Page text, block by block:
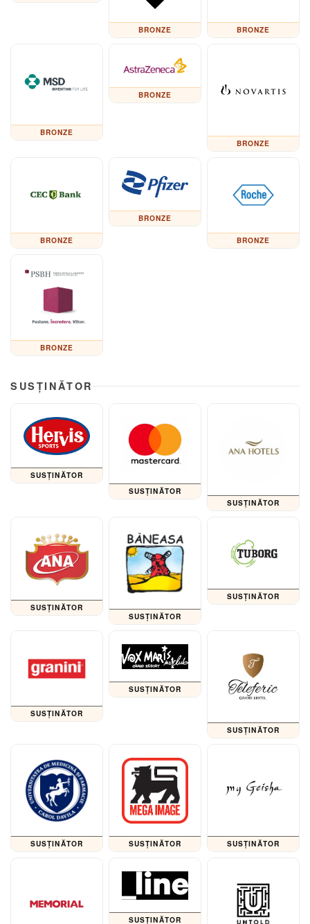
BRONZE BRONZE
BRONZE
BRONZE
BRONZE
BRONZE
BRONZE
BRONZE
BRONZE
SUSȚINĂTOR
SUSȚINĂTOR
SUSȚINĂTOR
SUSȚINĂTOR
SUSȚINĂTOR
SUSȚINĂTOR
SUSȚINĂTOR
SUSȚINĂTOR
SUSȚINĂTOR
SUSȚINĂTOR
SUSȚINĂTOR SUSȚINĂTOR SUSȚINĂTOR
SUSȚINĂTOR